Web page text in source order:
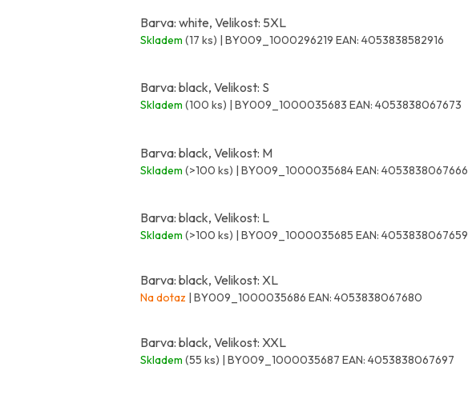
Barva: white, Velikost: 5XL
Skladem (17 ks) | BY009_1000296219 EAN: 4053838582916
Barva: black, Velikost: S
Skladem (100 ks) | BY009_1000035683 EAN: 4053838067673
Barva: black, Velikost: M
Skladem (>100 ks) | BY009_1000035684EAN: 4053838067666
Barva: black, Velikost: L
Skladem (>100 ks) | BY009_1000035685 EAN: 4053838067659
Barva: black, Velikost: XL
Na dotaz | BY009_1000035686 EAN: 4053838067680
Barva: black, Velikost: XXL
Skladem (55 ks) | BY009_1000035687 EAN: 4053838067697